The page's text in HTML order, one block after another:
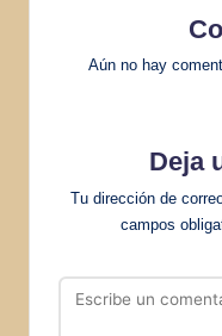
Aún no hay
Deja
Tu dirección de
campos